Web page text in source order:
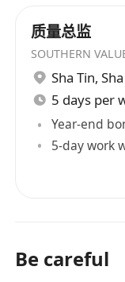
质量总监
SOUTHERN
Sha Tin,
5 days per
Year-end
5-day work
Be careful